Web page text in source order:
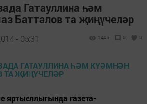
Гатауллина һәм
Батталов та җиңүчеләр
- 05:31 1445 0 0
яртыеллыгында газета-